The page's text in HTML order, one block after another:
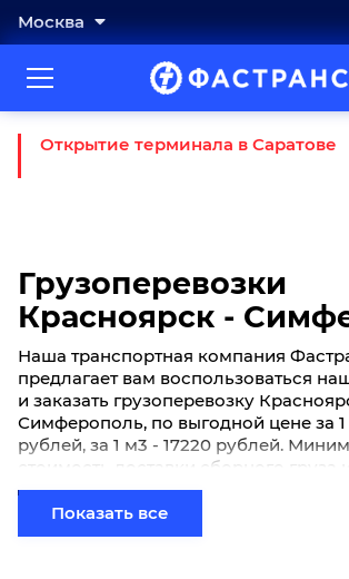
Москва
Открытие терминала в Саратове
Грузоперевозки
Красноярск -
Наша транспортная компания
предлагает вам воспользоваться
и заказать грузоперевозку
Симферополь, по выгодной цене за 1
рублей, за 1 м3 - 17220 рублей.
стоимость доставки сборного груза
в Симферополь начинается от 930
хотите отправить свой груз сборной
готовому маршруту в Симферополь и
Показать все